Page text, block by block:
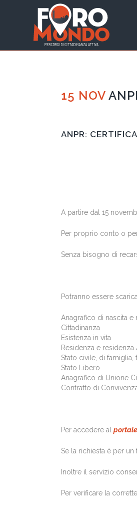
15 NOV
ANPR:
A partire dal 15
Per proprio conto o
Senza bisogno di
Potranno essere
Anagrafico di nascita e
Cittadinanza
Esistenza in vita
Residenza e residenza
Stato civile, di
Stato Libero
Anagrafico di Unione
Contratto di
Per accedere al
Se la richiesta è per
Inoltre il servizio
Per verificare la